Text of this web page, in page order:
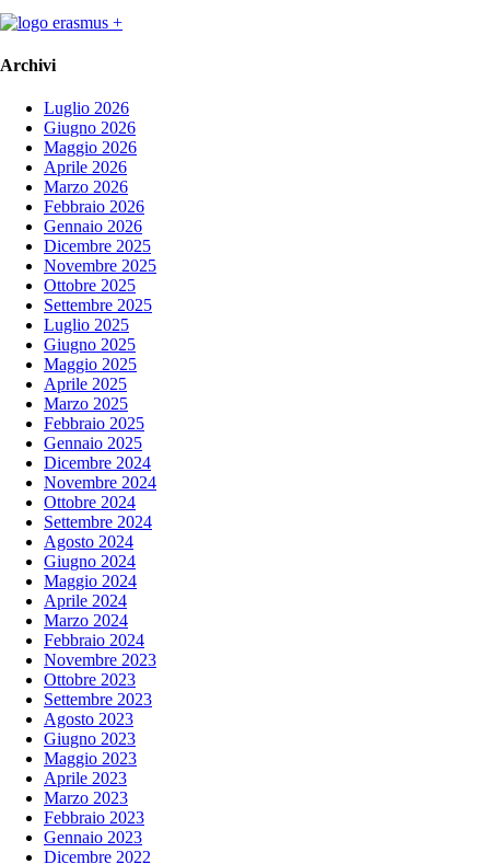
Archivi
Luglio 2026
Giugno 2026
Maggio 2026
Aprile 2026
Marzo 2026
Febbraio 2026
Gennaio 2026
Dicembre 2025
Novembre 2025
Ottobre 2025
Settembre 2025
Luglio 2025
Giugno 2025
Maggio 2025
Aprile 2025
Marzo 2025
Febbraio 2025
Gennaio 2025
Dicembre 2024
Novembre 2024
Ottobre 2024
Settembre 2024
Agosto 2024
Giugno 2024
Maggio 2024
Aprile 2024
Marzo 2024
Febbraio 2024
Novembre 2023
Ottobre 2023
Settembre 2023
Agosto 2023
Giugno 2023
Maggio 2023
Aprile 2023
Marzo 2023
Febbraio 2023
Gennaio 2023
Dicembre 2022